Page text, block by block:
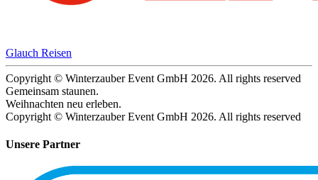
Glauch Reisen
Copyright © Winterzauber Event GmbH 2026. All rights reserved
Gemeinsam staunen.
Weihnachten neu erleben.
Copyright © Winterzauber Event GmbH 2026. All rights reserved
Unsere Partner